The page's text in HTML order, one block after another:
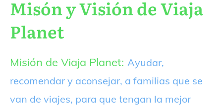
Misón y Visión de Viaja
Planet
Misión de Viaja Planet: Ayudar,
recomendar y aconsejar, a familias que se
van de viajes, para que tengan la mejor